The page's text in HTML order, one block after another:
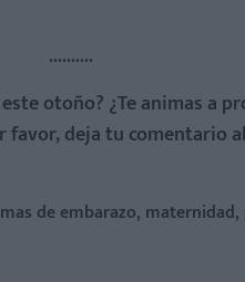
..........
otoño? ¿Te animas a
favor, deja tu comentario
de embarazo,